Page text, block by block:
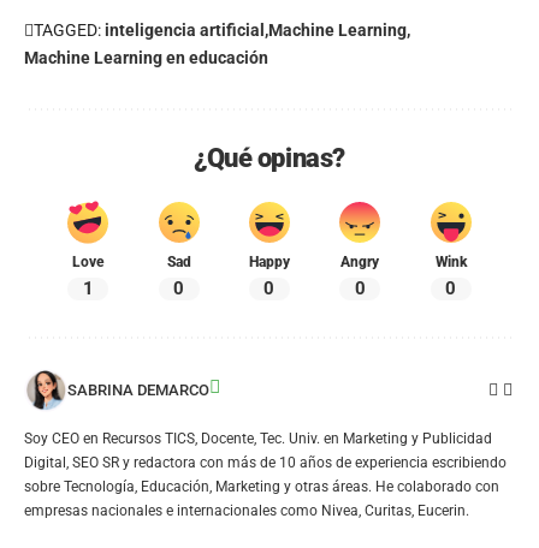
TAGGED:inteligencia artificial Machine Learning
Machine Learning en educación
¿Qué opinas?
Love
1
Sad
0
Happy
0
Angry
0
Wink
0
SABRINA DEMARCO
Soy CEO en Recursos TICS, Docente, Tec. Univ. en Marketing y Publicidad
Digital, SEO SR y redactora con más de 10 años de experiencia escribiendo
sobre Tecnología, Educación, Marketing y otras áreas. He colaborado con
empresas nacionales e internacionales como Nivea, Curitas, Eucerin.